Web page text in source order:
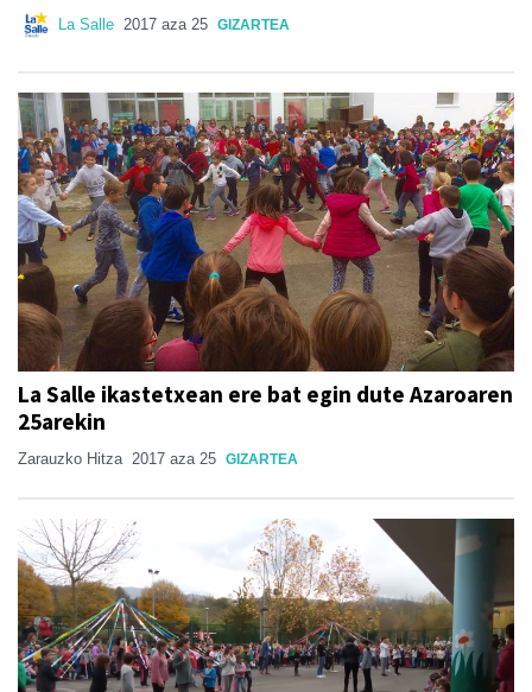
La Salle 2017 aza 25 GIZARTEA
La Salle ikastetxean ere bat egin dute Azaroaren
25arekin
Zarauzko Hitza 2017 aza 25 GIZARTEA